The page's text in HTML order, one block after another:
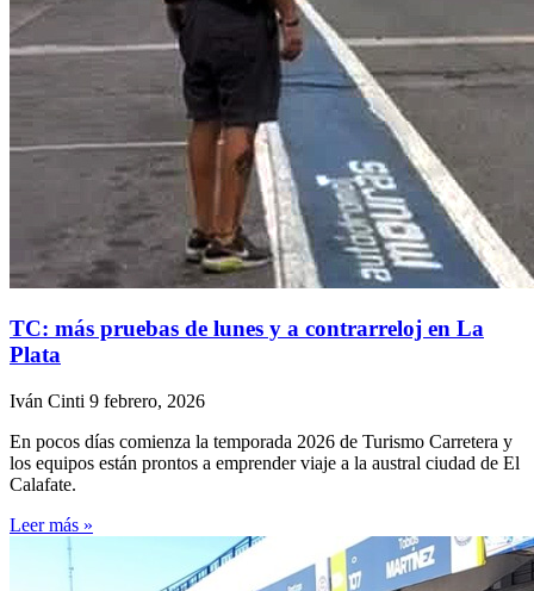
TC: más pruebas de lunes y a contrarreloj en La
Plata
Iván Cinti 9 febrero, 2026
En pocos días comienza la temporada 2026 de Turismo Carretera y
los equipos están prontos a emprender viaje a la austral ciudad de El
Calafate.
Leer más »